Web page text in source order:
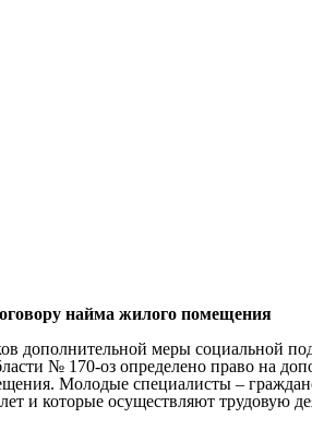
найма жилого помещения
дополнительной меры социальной
№ 170-оз определено право на
Молодые специалисты –
и которые осуществляют трудовую